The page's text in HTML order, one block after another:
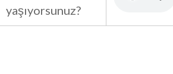
yaşıyorsunuz?